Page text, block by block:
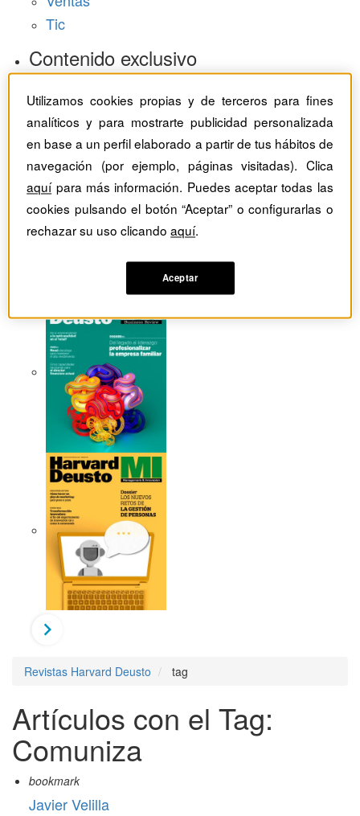
Tic
Contenido exclusivo
The Bold Choice selección exclusiva
Top Employers selección exclusiva
Hemeroteca
Monográficos
Dossieres
Revistas del mes
Revistas Harvard Deusto tag
Artículos con el Tag:
Comuniza
bookmark
Javier Velilla
Utilizamos cookies propias y de terceros para fines
analíticos y para mostrarte publicidad personalizada
en base a un perfil elaborado a partir de tus hábitos de
navegación (por ejemplo, páginas visitadas). Clica
aquípara más información. Puedes aceptar todas las
cookies pulsando el botón “Aceptar” o configurarlas o
rechazar su uso clicandoaquí.
Aceptar